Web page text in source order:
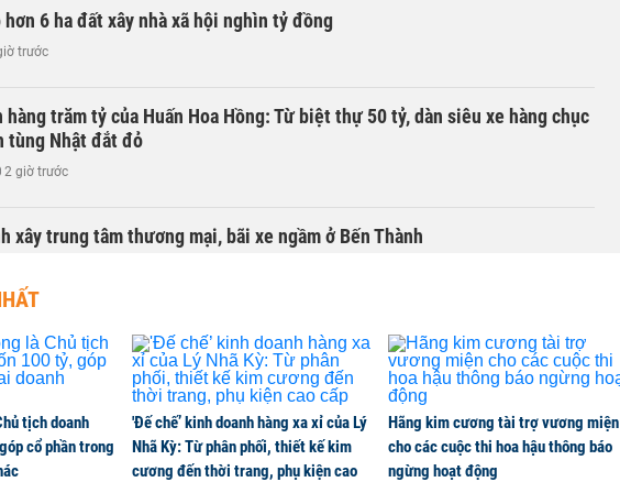
hơn 6 ha đất xây nhà xã hội nghìn tỷ đồng
trước
hàng trăm tỷ của Huấn Hoa Hồng: Từ biệt thự 50 tỷ, dàn siêu xe hàng chục
tùng Nhật đắt đỏ
2 giờ trước
xây trung tâm thương mại, bãi xe ngầm ở Bến Thành
hiến kế tái thiết sông Hồng, mở không gian phát triển cho Hà Nội
trước
Không thể quản lý rủi ro tài sản mã hóa theo cách truyền thống
trước
tịch doanh
cổ phần trong
'Đế chế’ kinh doanh hàng xa xỉ của Lý
Nhã Kỳ: Từ phân phối, thiết kế kim
cương đến thời trang, phụ kiện cao
Hãng kim cương tài trợ vương miện
cho các cuộc thi hoa hậu thông báo
ngừng hoạt động